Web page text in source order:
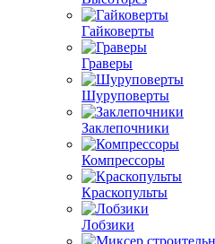
Гайковерты
Граверы
Шуруповерты
Заклепочники
Компрессоры
Краскопульты
Лобзики